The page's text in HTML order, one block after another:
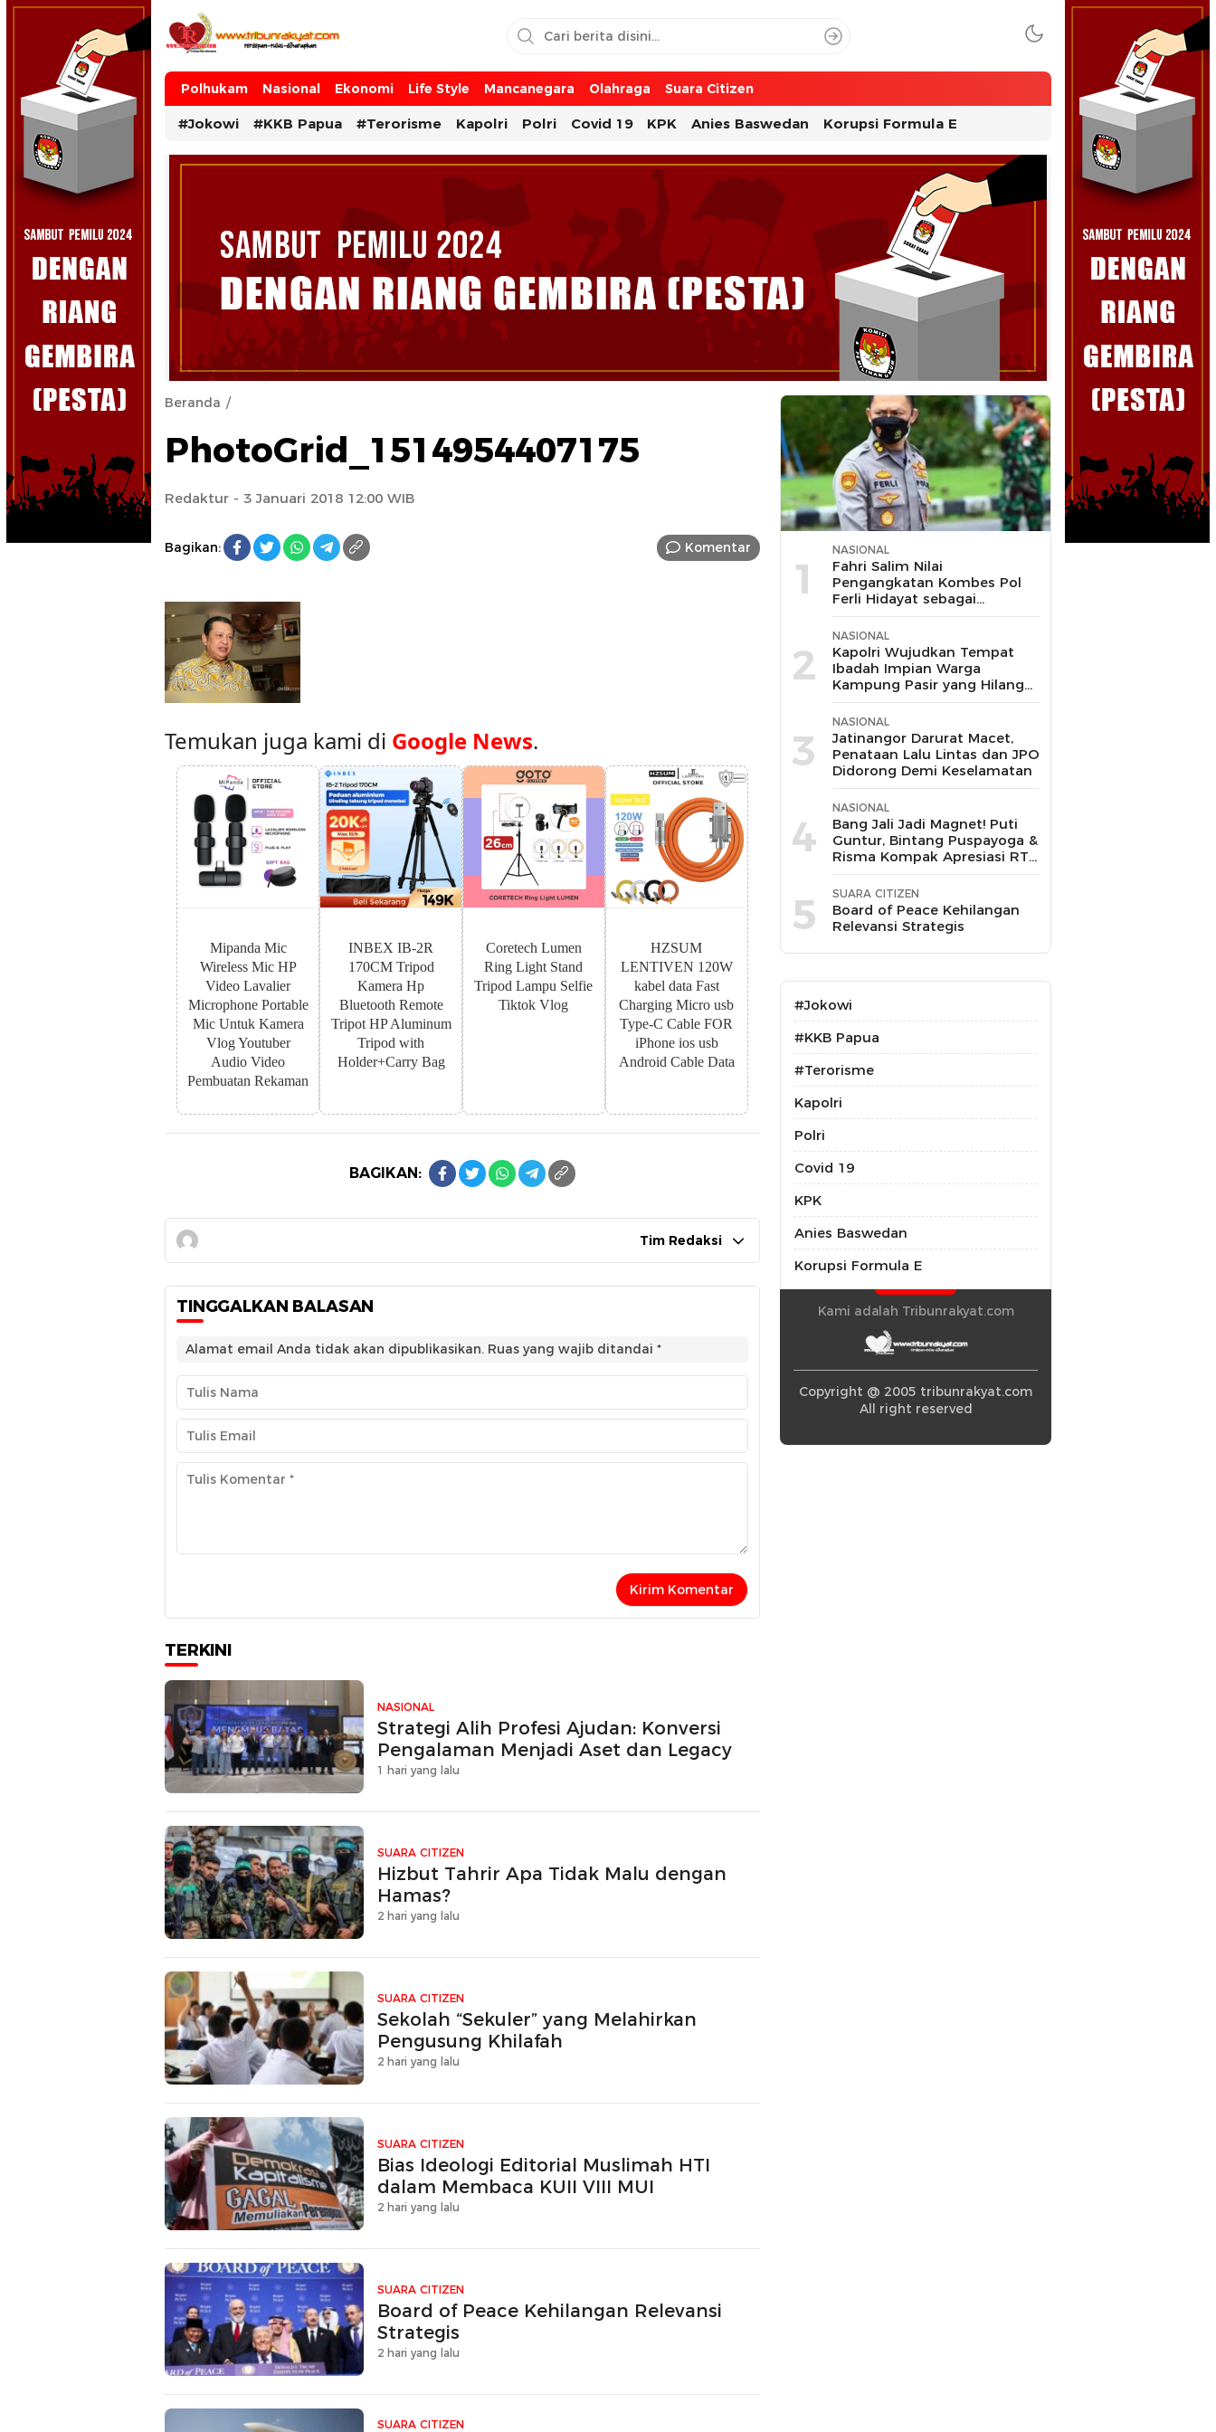
Tribun Rakyat
Tulus – Terdepan – Diharapkan
Polhukam Nasional Ekonomi Life Style Mancanegara Olahraga Suara Citizen
#Jokowi #KKB Papua #Terorisme Kapolri Polri Covid 19 KPK Anies Baswedan Korupsi Formula E
Beranda
PhotoGrid_1514954407175
Redaktur - 3 Januari 2018 12:00 WIB
Bagikan: Komentar
Temukan juga kami di Google News.
Mipanda Mic
Wireless Mic HP
Video Lavalier
Microphone Portable
Mic Untuk Kamera
Vlog Youtuber
Audio Video
Pembuatan Rekaman
INBEX IB-2R
170CM Tripod
Kamera Hp
Bluetooth Remote
Tripot HP Aluminum
Tripod with
Holder+Carry Bag
Coretech Lumen
Ring Light Stand
Tripod Lampu Selfie
Tiktok Vlog
HZSUM
LENTIVEN 120W
kabel data Fast
Charging Micro usb
Type-C Cable FOR
iPhone ios usb
Android Cable Data
BAGIKAN:
Tim Redaksi
TINGGALKAN BALASAN
Alamat email Anda tidak akan dipublikasikan. Ruas yang wajib ditandai *
TERKINI
NASIONAL
Strategi Alih Profesi Ajudan: Konversi
Pengalaman Menjadi Aset dan Legacy
1 hari yang lalu
SUARA CITIZEN
Hizbut Tahrir Apa Tidak Malu dengan
Hamas?
2 hari yang lalu
SUARA CITIZEN
Sekolah “Sekuler” yang Melahirkan
Pengusung Khilafah
2 hari yang lalu
SUARA CITIZEN
Bias Ideologi Editorial Muslimah HTI
dalam Membaca KUII VIII MUI
2 hari yang lalu
SUARA CITIZEN
Board of Peace Kehilangan Relevansi
Strategis
2 hari yang lalu
SUARA CITIZEN
1
NASIONAL
Fahri Salim Nilai
Pengangkatan Kombes Pol
Ferli Hidayat sebagai
Korspripim Polri Sah dan
Patut Dihormati
2
NASIONAL
Kapolri Wujudkan Tempat
Ibadah Impian Warga
Kampung Pasir yang Hilang
Selama 10 Tahun
3
NASIONAL
Jatinangor Darurat Macet,
Penataan Lalu Lintas dan JPO
Didorong Demi Keselamatan
4
NASIONAL
Bang Jali Jadi Magnet! Puti
Guntur, Bintang Puspayoga &
Risma Kompak Apresiasi RT
11 Gandaria Utara
5 SUARA CITIZEN
Board of Peace Kehilangan
Relevansi Strategis
#Jokowi
#KKB Papua
#Terorisme
Kapolri
Polri
Covid 19
KPK
Anies Baswedan
Korupsi Formula E
Kami adalah Tribunrakyat.com
Copyright @ 2005 tribunrakyat.com
All right reserved